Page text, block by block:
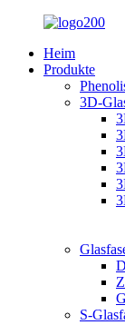
Heim
Produkte
3D-
S-